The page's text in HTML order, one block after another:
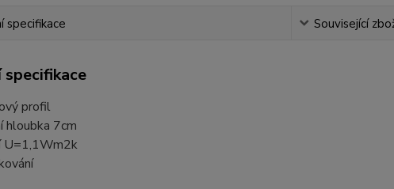
specifikace Související
profil
hloubka 7cm
U=1,1Wm2k